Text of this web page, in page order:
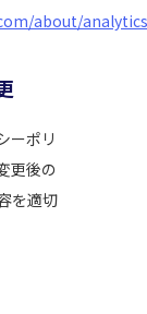
about/
ーポリ
更後の
を適切